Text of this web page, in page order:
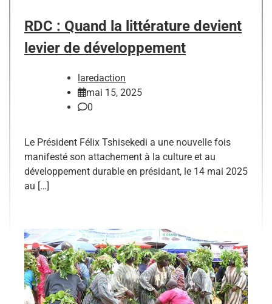
RDC : Quand la littérature devient
levier de développement
laredaction
mai 15, 2025
0
Le Président Félix Tshisekedi a une nouvelle fois
manifesté son attachement à la culture et au
développement durable en présidant, le 14 mai 2025
au […]